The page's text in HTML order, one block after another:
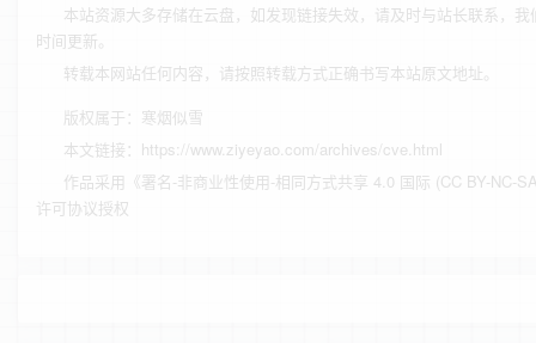
本站资源大多存储在云盘，如发现链接失效，请及时与站长联系，我
时间更新。
转载本网站任何内容，请按照转载方式正确书写本站原文地址。
版权属于： 寒烟似雪
本文链接： https://www.ziyeyao.com/archives/cve.html
作品采用
署名-非商业性使用-相同方式共享 4.0 国际 (CC BY-NC-
许可协议授权